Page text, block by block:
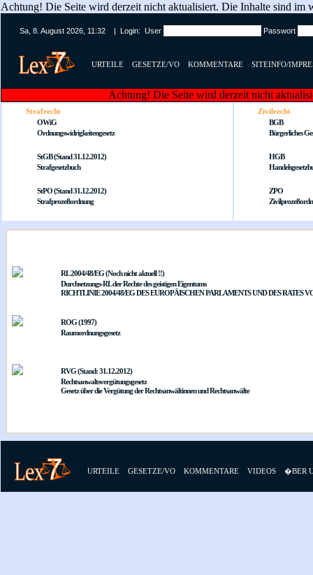
Achtung! Die Seite wird derzeit nicht aktualisiert. Die Inhalte sind im
Sa, 8. August 2026, 11:32 | Login: User Passwort
URTEILE GESETZE/VO KOMMENTARE SITEINFO/
Achtung! Die Seite wird derzeit nicht
Strafrecht
OWiG
Ordnungswidrigkeitengesetz
StGB (Stand 31.12.2012)
Strafgesetzbuch
StPO (Stand 31.12.2012)
Strafprozeßordnung
Zivilrecht
BGB
Bürgerliches
HGB
ZPO
RL 2004/48/EG (Noch nicht aktuell !!)
Durchsetzungs-RL der Rechte des geistigen Eigentums
RICHTLINIE 2004/48/EG DES EUROPÄISCHEN PARLAMENTS UND DES RATES
ROG (1997)
Raumordnungsgesetz
RVG (Stand: 31.12.2012)
Rechtsanwaltsvergütungsgesetz
Gesetz über die Vergütung der Rechtsanwältinnen und Rechtsanwälte
URTEILE GESETZE/VO KOMMENTARE VIDEOS �BER